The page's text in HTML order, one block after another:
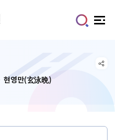
현영만(玄泳晩)